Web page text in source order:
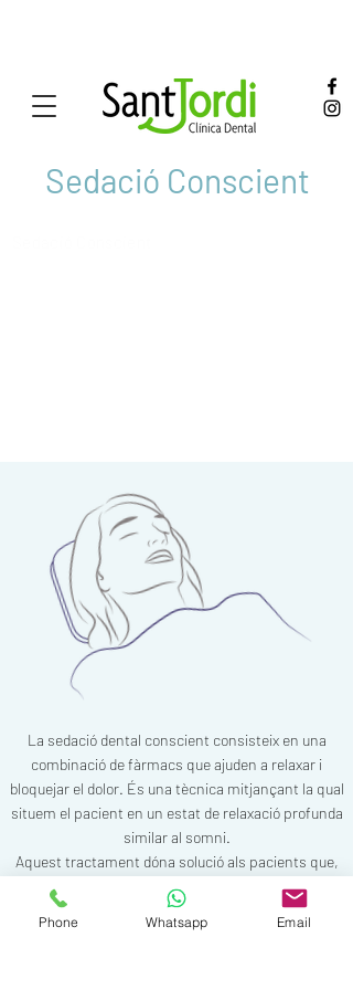
Sedació Conscient
La sedació dental conscient consisteix en una
combinació de fàrmacs que ajuden a relaxar i
bloquejar el dolor. És una tècnica mitjançant la qual
situem el pacient en un estat de relaxació profunda
similar al somni.
Aquest tractament dóna solució als pacients que,
durant els nous tractaments dentals cada vegada
més complexos i de més durada, busquen més
confort. Així com per a aquells que tenen
Phone Whatsapp Email